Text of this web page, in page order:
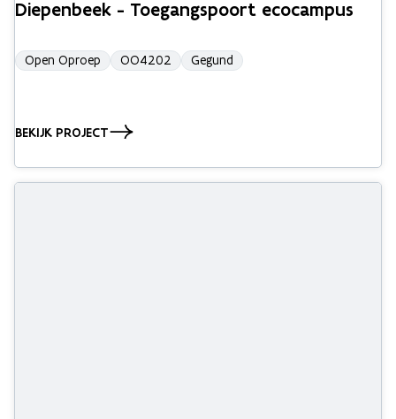
Diepenbeek - Toegangspoort ecocampus
Open Oproep OO4202 Gegund
BEKIJK PROJECT